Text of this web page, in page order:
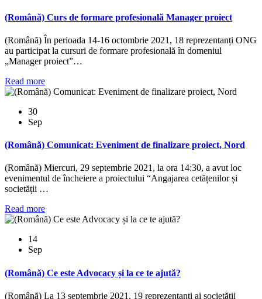
(Română) Curs de formare profesională Manager proiect
(Română) În perioada 14-16 octombrie 2021, 18 reprezentanți ONG
au participat la cursuri de formare profesională în domeniul
„Manager proiect”…
Read more
30
Sep
(Română) Comunicat: Eveniment de finalizare proiect, Nord
(Română) Miercuri, 29 septembrie 2021, la ora 14:30, a avut loc
evenimentul de încheiere a proiectului “Angajarea cetățenilor și
societății …
Read more
14
Sep
(Română) Ce este Advocacy și la ce te ajută?
(Română) La 13 septembrie 2021, 19 reprezentanți ai societății